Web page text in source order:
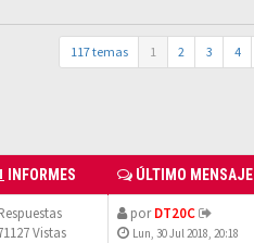
117 temas 1 2 3 4
INFORMES ÚLTIMO MENSAJE
Vistas
porDT20C
Lun, 30 Jul 2018, 20:18